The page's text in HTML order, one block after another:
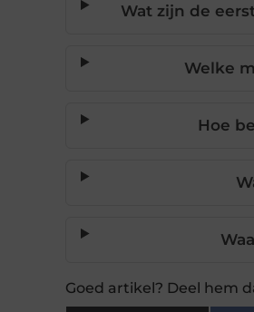
Wat zijn de
Welke
Hoe
Goed artikel? Deel hem